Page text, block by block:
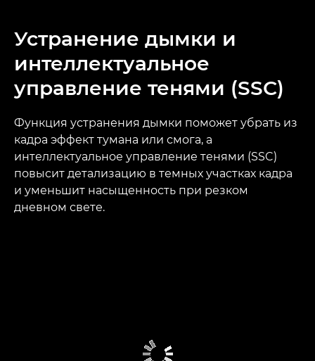
Устранение дымки и
интеллектуальное
управление тенями (SSC)
Функция устранения дымки поможет убрать из
кадра эффект тумана или смога, а
интеллектуальное управление тенями (SSC)
повысит детализацию в темных участках кадра
и уменьшит насыщенность при резком
дневном свете.